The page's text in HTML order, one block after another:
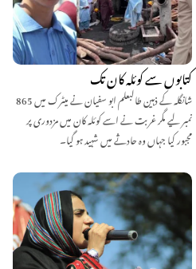
کتابوں سے کوئلہ کان تک
شانگلہ کے ذہین طالبعلم ابو سفیان نے میٹرک میں 865
نمبر لیے مگر غربت نے اسے کوئلہ کان میں مزدوری پر
مجبور کیا جہاں وہ حادثے میں شہید ہو گیا۔